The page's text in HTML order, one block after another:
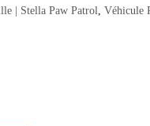
| Stella Paw Patrol Véhicule